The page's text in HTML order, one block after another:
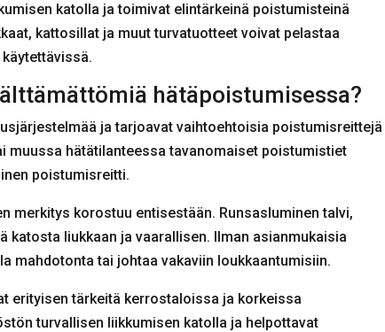
katolla ja toimivat elintärkeinä poistumisteinä
kattosillat ja muut turvatuotteet voivat pelastaa
hätäpoistumisessa?
ja tarjoavat vaihtoehtoisia poistumisreittejä
muussa hätätilanteessa tavanomaiset poistumistiet
poistumisreitti.
merkitys korostuu entisestään. Runsasluminen talvi,
katosta liukkaan ja vaarallisen. Ilman asianmukaisia
mahdotonta tai johtaa vakaviin loukkaantumisiin.
erityisen tärkeitä kerrostaloissa ja korkeissa
turvallisen liikkumisen katolla ja helpottavat